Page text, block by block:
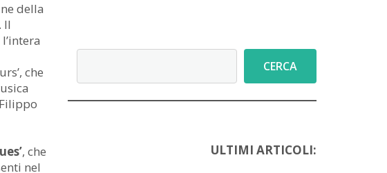
della
Il
che
, che
nel
CERCA
ULTIMI ARTICOLI: